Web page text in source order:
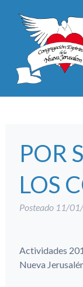
POR
LOS
Posteado 11/
Actividades
Nueva